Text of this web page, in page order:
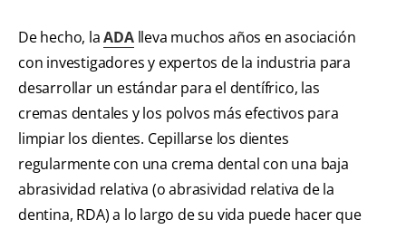
De hecho, laADAlleva muchos años en asociación
con investigadores y expertos de la industria para
desarrollar un estándar para el dentífrico, las
cremas dentales y los polvos más efectivos para
limpiar los dientes. Cepillarse los dientes
regularmente con una crema dental con una baja
abrasividad relativa (o abrasividad relativa de la
dentina, RDA) a lo largo de su vida puede hacer que